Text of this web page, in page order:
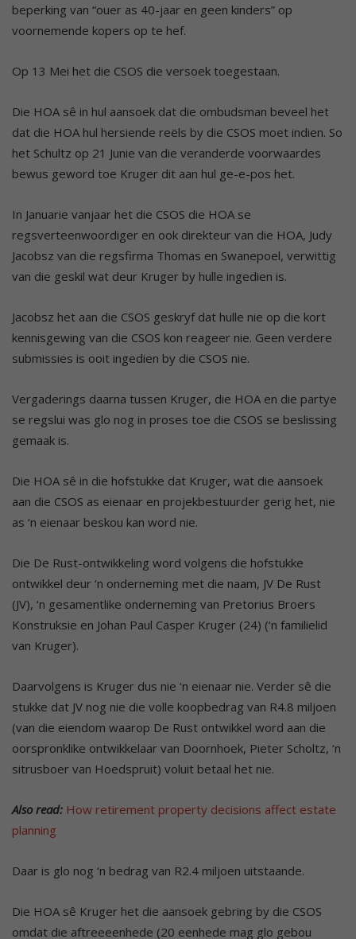
beperking van “ouer as 40-jaar en geen kinders” op
voornemende kopers op te hef.
Op 13 Mei het die CSOS die versoek toegestaan.
Die HOA sê in hul aansoek dat die ombudsman beveel het
dat die HOA hul hersiende reëls by die CSOS moet indien. So
het Schultz op 21 Junie van die veranderde voorwaardes
bewus geword toe Kruger dit aan hul ge-e-pos het.
In Januarie vanjaar het die CSOS die HOA se
regsverteenwoordiger en ook direkteur van die HOA, Judy
Jacobsz van die regsfirma Thomas en Swanepoel, verwittig
van die geskil wat deur Kruger by hulle ingedien is.
Jacobsz het aan die CSOS geskryf dat hulle nie op die kort
kennisgewing van die CSOS kon reageer nie. Geen verdere
submissies is ooit ingedien by die CSOS nie.
Vergaderings daarna tussen Kruger, die HOA en die partye
se regslui was glo nog in proses toe die CSOS se beslissing
gemaak is.
Die HOA sê in die hofstukke dat Kruger, wat die aansoek
aan die CSOS as eienaar en projekbestuurder gerig het, nie
as ‘n eienaar beskou kan word nie.
Die De Rust-ontwikkeling word volgens die hofstukke
ontwikkel deur ‘n onderneming met die naam, JV De Rust
(JV), ‘n gesamentlike onderneming van Pretorius Broers
Konstruksie en Johan Paul Casper Kruger (24) (‘n familielid
van Kruger).
Daarvolgens is Kruger dus nie ‘n eienaar nie. Verder sê die
stukke dat JV nog nie die volle koopbedrag van R4.8 miljoen
(van die eiendom waarop De Rust ontwikkel word aan die
oorspronklike ontwikkelaar van Doornhoek, Pieter Scholtz, ‘n
sitrusboer van Hoedspruit) voluit betaal het nie.
Also read: How retirement property decisions affect estate
planning
Daar is glo nog ‘n bedrag van R2.4 miljoen uitstaande.
Die HOA sê Kruger het die aansoek gebring by die CSOS
omdat die aftreeeenhede (20 eenhede mag glo gebou